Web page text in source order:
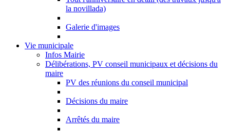
la novillada)
Galerie d'images
Vie municipale
Infos Mairie
Délibérations, PV conseil municipaux et décisions du
maire
PV des réunions du conseil municipal
Décisions du maire
Arrêtés du maire